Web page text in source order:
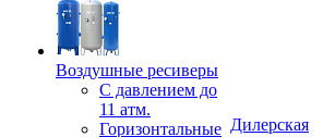
Воздушные ресиверы
С давлением до
11 атм.
Горизонтальные Дилерская